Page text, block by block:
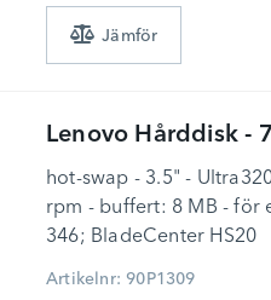
Lenovo Hårddisk -
hot-swap - 3.5" -
rpm - buffert: 8 MB - för
346; BladeCenter HS20
Artikelnr: 90P1309